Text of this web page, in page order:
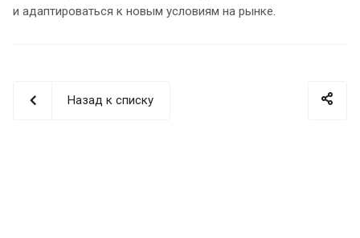
и адаптироваться к новым условиям на рынке.
Назад к списку